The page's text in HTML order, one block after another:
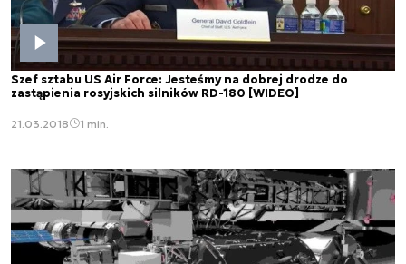
Szef sztabu US Air Force: Jesteśmy na dobrej drodze do
zastąpienia rosyjskich silników RD-180 [WIDEO]
21.03.2018 1 min.